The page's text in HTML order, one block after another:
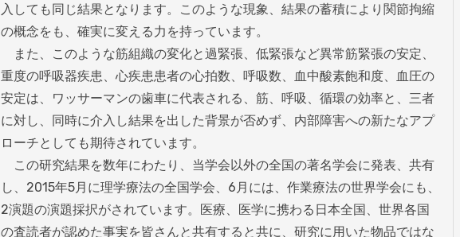
入しても同じ結果となります。このような現象、結果の蓄積により関節拘縮
の概念をも、確実に変える力を持っています。
また、このような筋組織の変化と過緊張、低緊張など異常筋緊張の安定、
重度の呼吸器疾患、心疾患患者の心拍数、呼吸数、血中酸素飽和度、血圧の
安定は、ワッサーマンの歯車に代表される、筋、呼吸、循環の効率と、三者
に対し、同時に介入し結果を出した背景が否めず、内部障害への新たなアプ
ローチとしても期待されています。
この研究結果を数年にわたり、当学会以外の全国の著名学会に発表、共有
し、2015年5月に理学療法の全国学会、6月には、作業療法の世界学会にも、
2演題の演題採択がされています。医療、医学に携わる日本全国、世界各国
の査読者が認めた事実を皆さんと共有すると共に、研究に用いた物品ではな